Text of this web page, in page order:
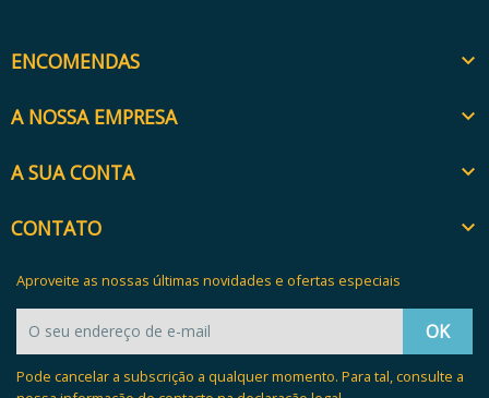
ENCOMENDAS 
A NOSSA EMPRESA 
A SUA CONTA 
CONTATO 
Aproveite as nossas últimas novidades e ofertas especiais
Pode cancelar a subscrição a qualquer momento. Para tal, consulte a